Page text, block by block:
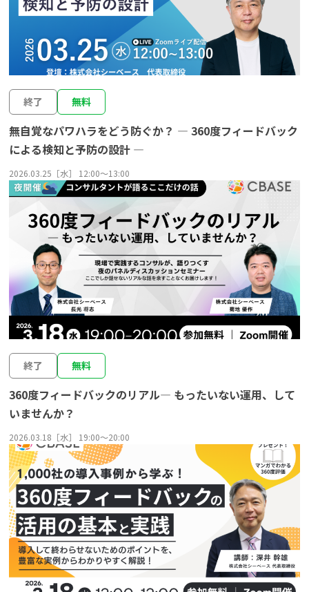
終了 無料
無自覚なパワハラをどう防ぐか？ ― 360度フィードバック
による検知と予防の設計 ―
2026.03.25［水］ 12:00〜13:00
終了 無料
360度フィードバックのリアル― もったいない運用、して
いませんか？
2026.03.18［水］ 19:00〜20:00